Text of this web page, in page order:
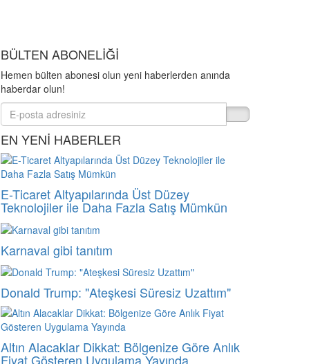
BÜLTEN ABONELİĞİ
Hemen bülten abonesi olun yeni haberlerden anında
haberdar olun!
EN YENİ HABERLER
E-Ticaret Altyapılarında Üst Düzey
Teknolojiler ile Daha Fazla Satış Mümkün
Karnaval gibi tanıtım
Donald Trump: "Ateşkesi Süresiz Uzattım"
Altın Alacaklar Dikkat: Bölgenize Göre Anlık
Fiyat Gösteren Uygulama Yayında